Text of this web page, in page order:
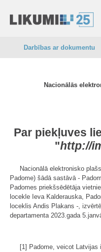
Darbības ar dokumentu
Nacionālās
Par piekļuves
"http://
Nacionālā elektronisko
Padome) šādā sastāvā -
Padomes priekšsēdētāja
locekle Ieva Kalderauska,
loceklis Andis Plakans -,
departamenta 2023.gada
[1] Padome, veicot